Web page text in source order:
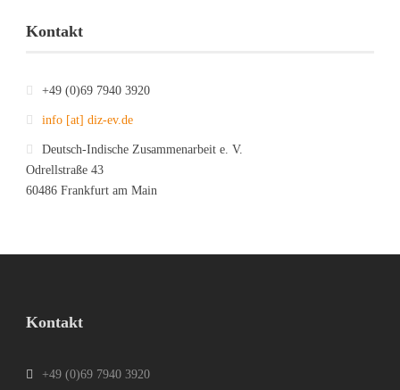
Kontakt
+49 (0)69 7940 3920
info [at] diz-ev.de
Deutsch-Indische Zusammenarbeit e. V.
Odrellstraße 43
60486 Frankfurt am Main
Kontakt
+49 (0)69 7940 3920